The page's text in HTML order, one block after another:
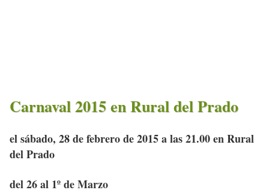
Carnaval 2015 en Rural del Prado
el sábado, 28 de febrero de 2015 a las 21.00 en Rural
del Prado
del 26 al 1º de Marzo